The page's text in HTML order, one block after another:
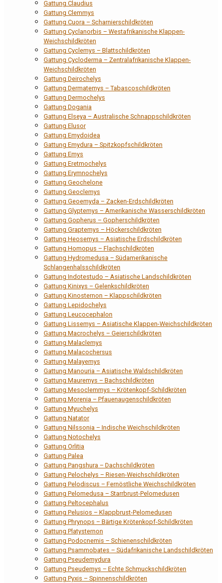
Gattung Claudius
Gattung Clemmys
Gattung Cuora – Scharnierschildkröten
Gattung Cyclanorbis – Westafrikanische Klappen-
Weichschildkröten
Gattung Cyclemys – Blattschildkröten
Gattung Cycloderma – Zentralafrikanische Klappen-
Weichschildkröten
Gattung Deirochelys
Gattung Dermatemys – Tabascoschildkröten
Gattung Dermochelys
Gattung Dogania
Gattung Elseya – Australische Schnappschildkröten
Gattung Elusor
Gattung Emydoidea
Gattung Emydura – Spitzkopfschildkröten
Gattung Emys
Gattung Eretmochelys
Gattung Erymnochelys
Gattung Geochelone
Gattung Geoclemys
Gattung Geoemyda – Zacken-Erdschildkröten
Gattung Glyptemys – Amerikanische Wasserschildkröten
Gattung Gopherus – Gopherschildkröten
Gattung Graptemys – Höckerschildkröten
Gattung Heosemys – Asiatische Erdschildkröten
Gattung Homopus – Flachschildkröten
Gattung Hydromedusa – Südamerikanische
Schlangenhalsschildkröten
Gattung Indotestudo – Asiatische Landschildkröten
Gattung Kinixys – Gelenkschildkröten
Gattung Kinosternon – Klappschildkröten
Gattung Lepidochelys
Gattung Leucocephalon
Gattung Lissemys – Asiatische Klappen-Weichschildkröten
Gattung Macrochelys – Geierschildkröten
Gattung Malaclemys
Gattung Malacochersus
Gattung Malayemys
Gattung Manouria – Asiatische Waldschildkröten
Gattung Mauremys – Bachschildkröten
Gattung Mesoclemmys – Krötenkopf-Schildkröten
Gattung Morenia – Pfauenaugenschildkröten
Gattung Myuchelys
Gattung Natator
Gattung Nilssonia – Indische Weichschildkröten
Gattung Notochelys
Gattung Orlitia
Gattung Palea
Gattung Pangshura – Dachschildkröten
Gattung Pelochelys – Riesen-Weichschildkröten
Gattung Pelodiscus – Fernöstliche Weichschildkröten
Gattung Pelomedusa – Starrbrust-Pelomedusen
Gattung Peltocephalus
Gattung Pelusios – Klappbrust-Pelomedusen
Gattung Phrynops – Bärtige Krötenkopf-Schildkröten
Gattung Platysternon
Gattung Podocnemis – Schienenschildkröten
Gattung Psammobates – Südafrikanische Landschildkröten
Gattung Pseudemydura
Gattung Pseudemys – Echte Schmuckschildkröten
Gattung Pyxis – Spinnenschildkröten